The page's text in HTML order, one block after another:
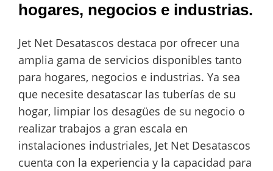
hogares, negocios e industrias.
Jet Net Desatascos destaca por ofrecer una
amplia gama de servicios disponibles tanto
para hogares, negocios e industrias. Ya sea
que necesite desatascar las tuberías de su
hogar, limpiar los desagües de su negocio o
realizar trabajos a gran escala en
instalaciones industriales, Jet Net Desatascos
cuenta con la experiencia y la capacidad para